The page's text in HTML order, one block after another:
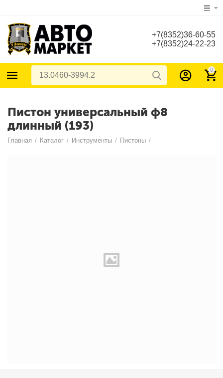
+7(8352)36-60-55
+7(8352)24-22-23
0
Пистон универсальный ф8
длинный (193)
Главная / Каталог / Инструменты / Пистоны /